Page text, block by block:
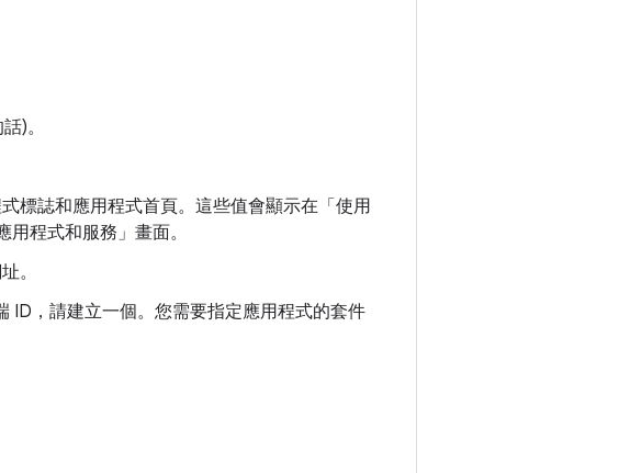
)。
標誌和應用程式首頁。這些值會顯示在「使用
程式和服務」 畫面。
。
ID，請建立一個。您需要指定應用程式的套件